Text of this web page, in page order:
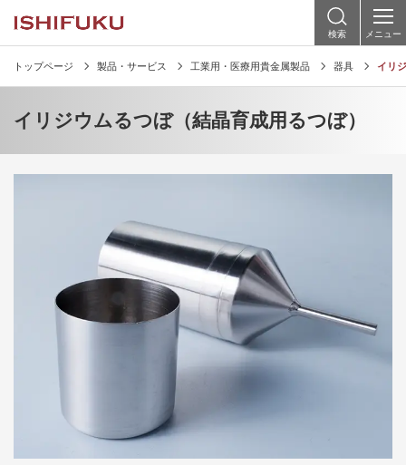
検索 メニュー
トップページ 製品・サービス 工業用・医療用貴金属製品 器具 イリ
イリジウムるつぼ（結晶育成用るつぼ）